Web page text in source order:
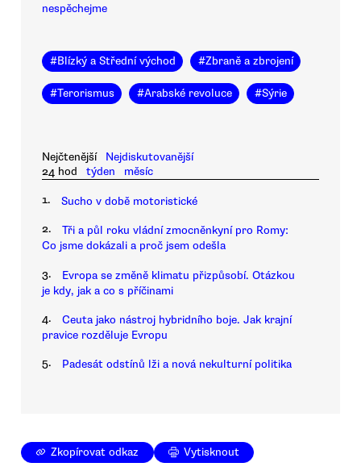
nespěchejme
#Blízký a Střední východ #Zbraně a zbrojení
#Terorismus #Arabské revoluce #Sýrie
Nejčtenější
Nejdiskutovanější
24 hod
týden měsíc
1. Sucho v době motoristické
2.
Tři a půl roku vládní zmocněnkyní pro Romy:
Co jsme dokázali a proč jsem odešla
3.
Evropa se změně klimatu přizpůsobí. Otázkou
je kdy, jak a co s příčinami
4.
Ceuta jako nástroj hybridního boje. Jak krajní
pravice rozděluje Evropu
5. Padesát odstínů lži a nová nekulturní politika
Zkopírovat odkaz Vytisknout